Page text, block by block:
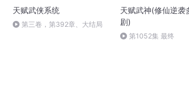
天赋武侠系统
第三卷，第392章、大结局
天赋武神(修仙逆袭
剧)
第1052集 最终